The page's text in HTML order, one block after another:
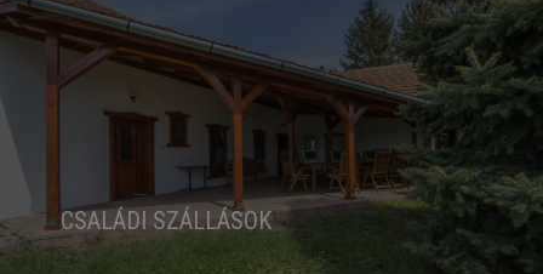
CSALÁDI SZÁLLÁSOK